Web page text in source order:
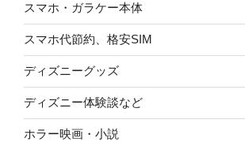
スマホ・ガラケー本体
スマホ代節約、格安SIM
ディズニーグッズ
ディズニー体験談など
ホラー映画・小説